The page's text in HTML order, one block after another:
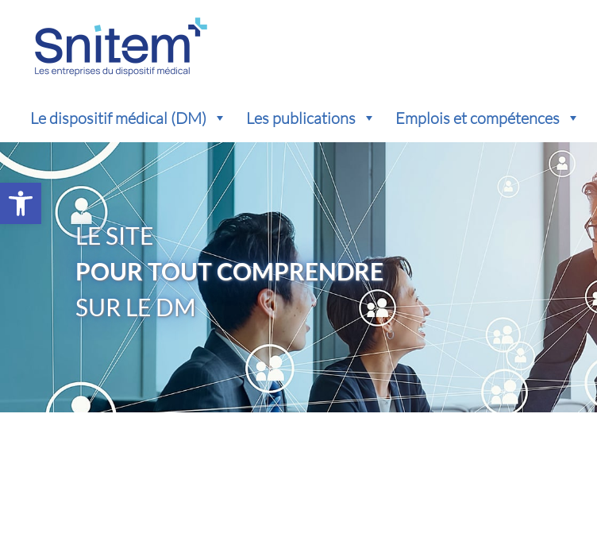
Ouvrir la barre d’outils
Le dispositif médical (DM) Les publications Emplois et compétences
LE SITE
POUR TOUT COMPRENDRE
SUR LE DM